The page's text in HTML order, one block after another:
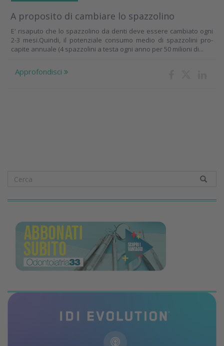
A proposito di cambiare lo spazzolino
E' risaputo che lo spazzolino da denti deve essere cambiato ogni
2-3 mesi.Quindi, il potenziale consumo medio di spazzolini pro-
capite annuale (4 spazzolini a testa ogni anno per 50 milioni di...
Approfondisci